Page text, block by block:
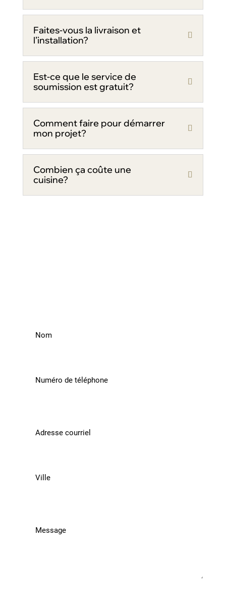
Faites-vous la livraison et
l’installation?
Est-ce que le service de
soumission est gratuit?
Comment faire pour démarrer
mon projet?
Combien ça coûte une
cuisine?